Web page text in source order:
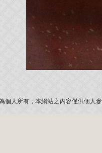
個人所有，本網站之內容僅供個人